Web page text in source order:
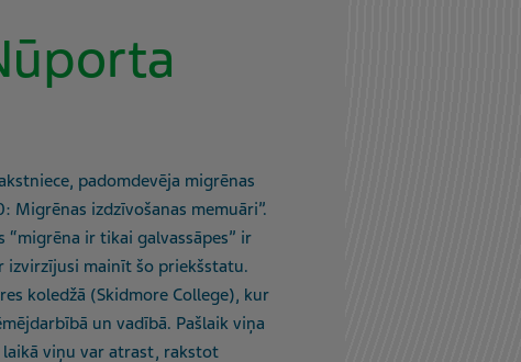
padomdevēja migrēnas
Migrēnas izdzīvošanas memuāri”.
“migrēna ir tikai galvassāpes” ir
izvirzījusi mainīt šo priekšstatu.
koledžā (Skidmore College), kur
un vadībā. Pašlaik viņa
viņu var atrast, rakstot